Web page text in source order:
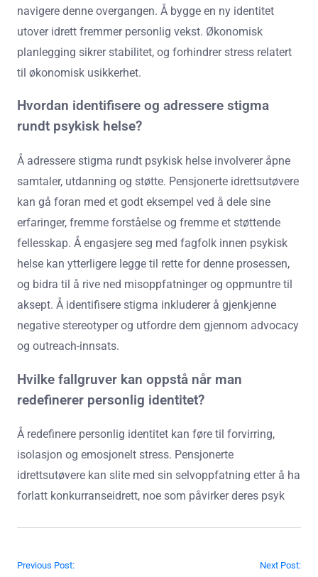
navigere denne overgangen. Å bygge en ny identitet
utover idrett fremmer personlig vekst. Økonomisk
planlegging sikrer stabilitet, og forhindrer stress relatert
til økonomisk usikkerhet.
Hvordan identifisere og adressere stigma
rundt psykisk helse?
Å adressere stigma rundt psykisk helse involverer åpne
samtaler, utdanning og støtte. Pensjonerte idrettsutøvere
kan gå foran med et godt eksempel ved å dele sine
erfaringer, fremme forståelse og fremme et støttende
fellesskap. Å engasjere seg med fagfolk innen psykisk
helse kan ytterligere legge til rette for denne prosessen,
og bidra til å rive ned misoppfatninger og oppmuntre til
aksept. Å identifisere stigma inkluderer å gjenkjenne
negative stereotyper og utfordre dem gjennom advocacy
og outreach-innsats.
Hvilke fallgruver kan oppstå når man
redefinerer personlig identitet?
Å redefinere personlig identitet kan føre til forvirring,
isolasjon og emosjonelt stress. Pensjonerte
idrettsutøvere kan slite med sin selvoppfatning etter å ha
forlatt konkurranseidrett, noe som påvirker deres psyk
Post navigation
Previous Post: Next Post: